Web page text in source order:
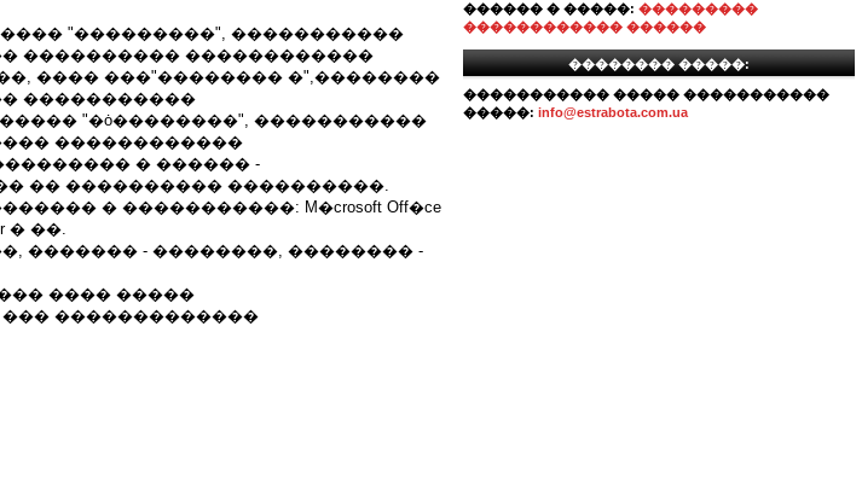
"���������", �����������
���������� ������������
���� ���"�������� �",��������
�����������
����� "�ȯ��������", �����������
������������
� ������ -
�� ���������� ����������.
� �����������: M�crosoft Off�ce
� ��.
������� - ��������, �������� -
���� �����
�������������
������ � �����: ���������
������������ ������
�������� �����:
����������� ����� �����������
�����: info@estrabota.com.ua